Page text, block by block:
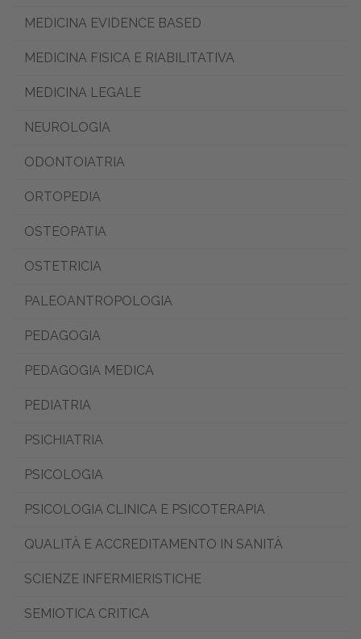
MEDICINA EVIDENCE BASED
MEDICINA FISICA E RIABILITATIVA
MEDICINA LEGALE
NEUROLOGIA
ODONTOIATRIA
ORTOPEDIA
OSTEOPATIA
OSTETRICIA
PALEOANTROPOLOGIA
PEDAGOGIA
PEDAGOGIA MEDICA
PEDIATRIA
PSICHIATRIA
PSICOLOGIA
PSICOLOGIA CLINICA E PSICOTERAPIA
QUALITÀ E ACCREDITAMENTO IN SANITÀ
SCIENZE INFERMIERISTICHE
SEMIOTICA CRITICA